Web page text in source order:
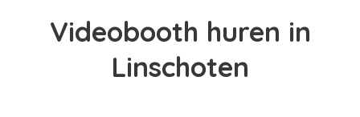
Videobooth huren in
Linschoten